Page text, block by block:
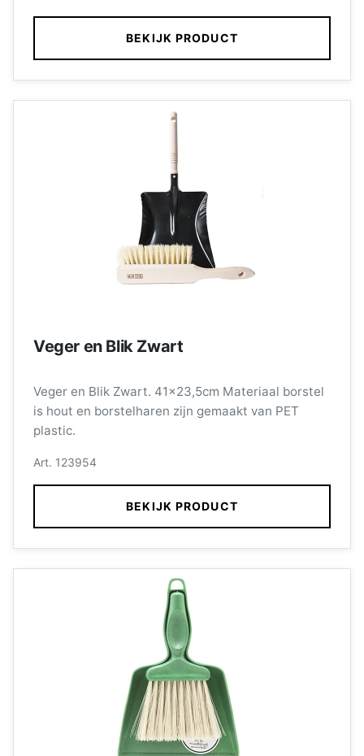
BEKIJK PRODUCT
Veger en Blik Zwart
Veger en Blik Zwart. 41x23,5cm Materiaal borstel
is hout en borstelharen zijn gemaakt van PET
plastic.
Art. 123954
BEKIJK PRODUCT